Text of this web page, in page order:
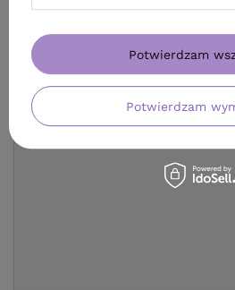
ZOBACZ RÓWNIEŻ
Potwierdzam
Potwierdzam